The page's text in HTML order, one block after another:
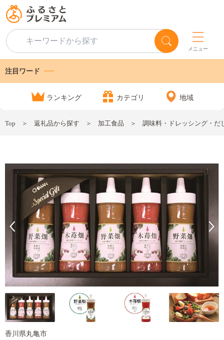
メニュー
注目ワード
ランキング カテゴリ 地域
Top 返礼品から探す 加工食品 調味料・ドレッシング・だ
香川県丸亀市